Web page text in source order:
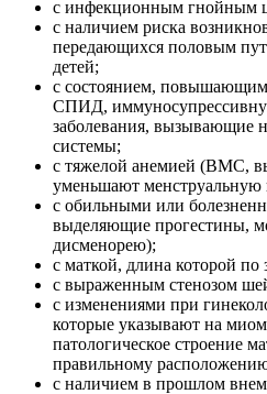
с инфекционным гнойным
с наличием риска
передающихся половым
детей;
с состоянием,
СПИД,
заболевания, вызывающие
системы;
с тяжелой анемией (ВМС,
уменьшают менструальную
с обильными или
выделяющие прогестины,
дисменорею);
с маткой, длина которой по
с выраженным стенозом
с изменениями при
которые указывают на
патологическое строение
правильному
с наличием в прошлом